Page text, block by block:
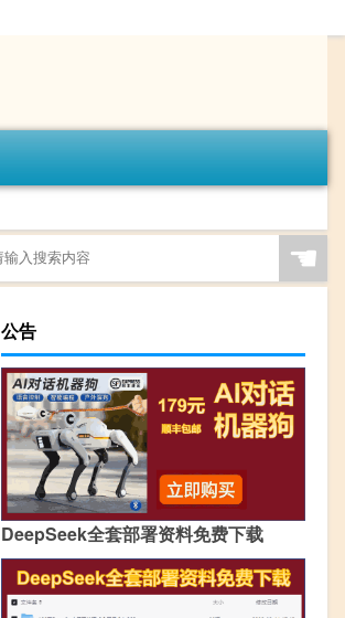
☚
公告
DeepSeek全套部署资料免费下载